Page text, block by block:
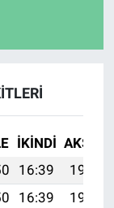
İKINDI AKŞAM
16:39
19:59
16:39
19:59